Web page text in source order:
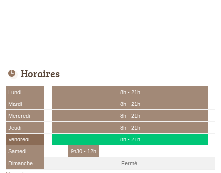
Horaires
Lundi
8h - 21h
Mardi
8h - 21h
Mercredi
8h - 21h
Jeudi
8h - 21h
Vendredi
8h - 21h
Samedi
9h30 - 12h
Dimanche
Fermé